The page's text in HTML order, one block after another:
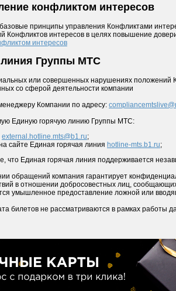
конфликтом интересов
базовые принципы управления Конфликтами
Конфликтов интересов в целях повышение
интересов
линия Группы МТС
или совершенных нарушениях положений
со сферой деятельности компании
Компании по адресу:
Единую горячую линию Группы МТС:
external.hotline.mts@b1.ru;
сайте Единая горячая линия hotline-mts.b1.ru;
Единая горячая линия поддерживается
обращений компания гарантирует
в отношении добросовестных лиц,
умышленное предоставление ложной или
билетов не рассматриваются в рамках